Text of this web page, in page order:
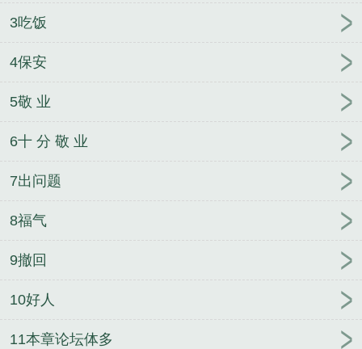
3吃饭
4保安
5敬 业
6十 分 敬 业
7出问题
8福气
9撤回
10好人
11本章论坛体多